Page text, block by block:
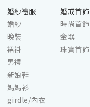
婚紗禮服
婚紗
晚裝
裙褂
男禮
新娘鞋
媽媽衫
girdle/內衣
婚戒首飾
時尚首飾
金器
珠寶首飾